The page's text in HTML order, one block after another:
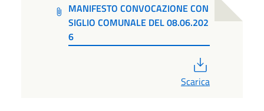
MANIFESTO CONVOCAZIONE CON
SIGLIO COMUNALE DEL 08.06.202
6
Scarica